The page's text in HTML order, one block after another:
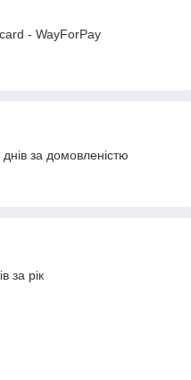
- WayForPay
за домовленістю
за рік